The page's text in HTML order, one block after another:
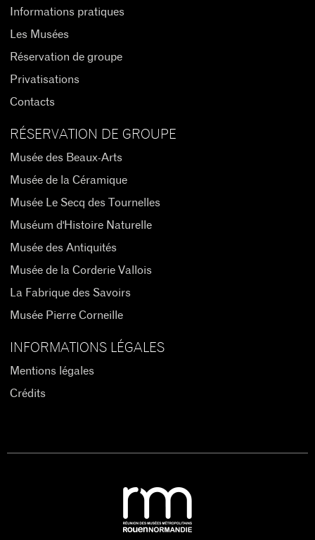
Informations pratiques
Les Musées
Réservation de groupe
Privatisations
Contacts
RÉSERVATION DE GROUPE
Musée des Beaux-Arts
Musée de la Céramique
Musée Le Secq des Tournelles
Muséum d'Histoire Naturelle
Musée des Antiquités
Musée de la Corderie Vallois
La Fabrique des Savoirs
Musée Pierre Corneille
INFORMATIONS LÉGALES
Mentions légales
Crédits